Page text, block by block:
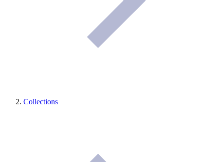
Collections